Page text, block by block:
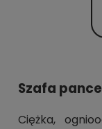
Szafa
Ciężka,